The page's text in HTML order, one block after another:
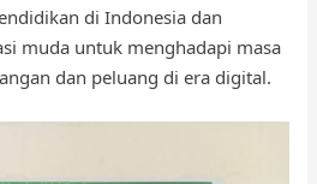
di Indonesia dan
muda untuk menghadapi masa
dan peluang di era digital.